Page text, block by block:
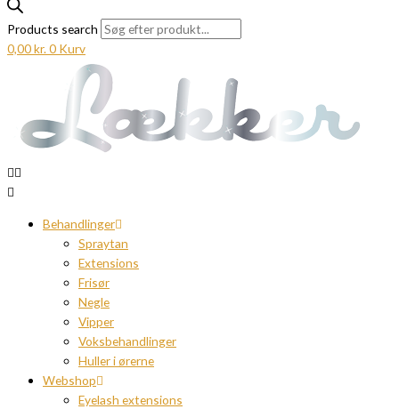
Products search
0,00kr.0 Kurv
Behandlinger
Spraytan
Extensions
Frisør
Negle
Vipper
Voksbehandlinger
Huller i ørerne
Webshop
Eyelash extensions